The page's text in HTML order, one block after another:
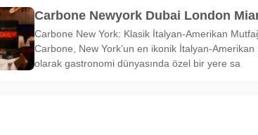
Carbone Newyork Dubai London
Carbone New York: Klasik İtalyan-Amerikan
Carbone, New York’un en ikonik İtalyan-
olarak gastronomi dünyasında özel bir yere sa